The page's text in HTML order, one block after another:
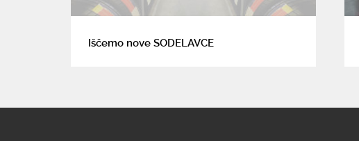
Iščemo nove SODELAVCE